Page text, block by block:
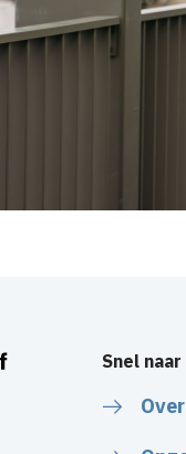
Snel naar